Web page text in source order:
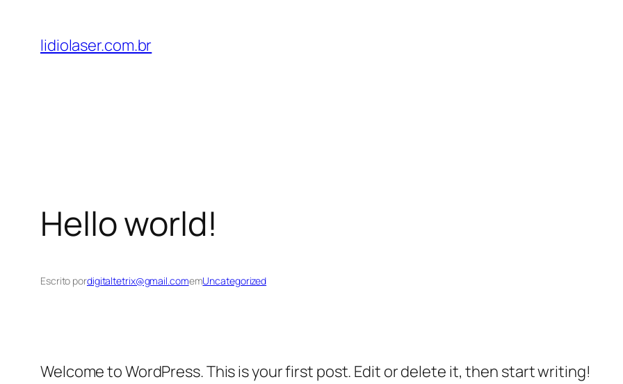
lidiolaser.com.br
Hello world!
Escrito pordigitaltetrix@gmail.comemUncategorized
Welcome to WordPress. This is your first post. Edit or delete it, then start writing!